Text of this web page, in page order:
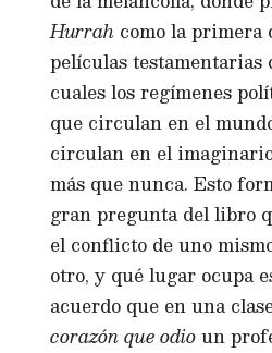
Hurrah como la primera
películas testamentarias
cuales los regímenes
que circulan en el
circulan en el
más que nunca. Esto
gran pregunta del libro
el conflicto de uno
otro, y qué lugar ocupa
acuerdo que en una
corazón que odioun